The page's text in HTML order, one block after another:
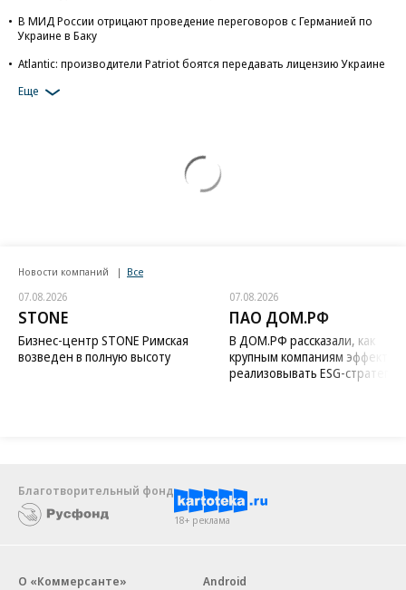
В МИД России отрицают проведение переговоров с Германией по
Украине в Баку
Atlantic: производители Patriot боятся передавать лицензию Украине
Еще
Новости компаний Все
07.08.2026
STONE
Бизнес-центр STONE Римская
возведен в полную высоту
07.08.2026
ПАО ДОМ.РФ
В ДОМ.РФ рассказали, как
крупным компаниям
реализовывать ESG-стратегию
Благотворительный фонд
18+ реклама
О «Коммерсанте»
Android